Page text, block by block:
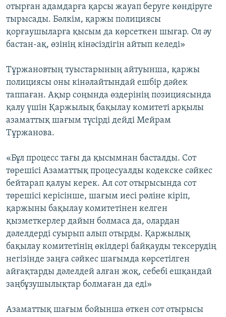
отырған адамдарға қарсы жауап беруге көндіруге
тырысады. Бәлкім, қаржы полициясы
қорғаушыларға қысым да көрсеткен шығар. Ол әу
бастан-ақ, өзінің кінәсіздігін айтып келеді»
Тұржановтың туыстарының айтуынша, қаржы
полициясы оны кінәлайтындай ешбір дәйек
таппаған. Ақыр соңында өздерінің позициясында
қалу үшін Қаржылық бақылау комитеті арқылы
азаматтық шағым түсірді дейді Мейрам
Тұржанова.
«Бұл процесс тағы да қысымнан басталды. Сот
төрешісі Азаматтық процесуалды кодекске сәйкес
бейтарап қалуы керек. Ал сот отырысында сот
төрешісі керісінше, шағым иесі рөліне кіріп,
қаржыны бақылау комитетінен келген
қызметкерлер дайын болмаса да, олардан
дәлелдерді суырып алып отырды. Қаржылық
бақылау комитетінің өкілдері байқауды тексерудің
негізінде заңға сәйкес шағымда көрсетілген
айғақтарды дәлелдей алған жоқ, себебі ешқандай
заңбұзушылықтар болмаған да еді»
Азаматтық шағым бойынша өткен сот отырысы